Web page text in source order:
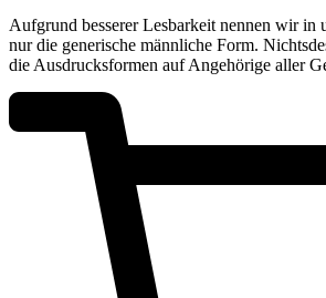
Aufgrund besserer Lesbarkeit nennen wir in
nur die generische männliche Form.
die Ausdrucksformen auf Angehörige aller